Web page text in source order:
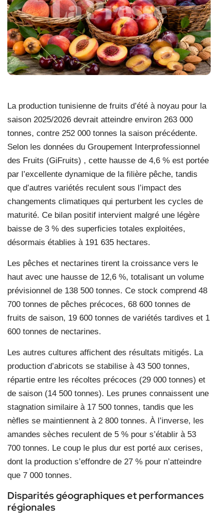
La production tunisienne de fruits d’été à noyau pour la
saison 2025/2026 devrait atteindre environ 263 000
tonnes, contre 252 000 tonnes la saison précédente.
Selon les données du Groupement Interprofessionnel
des Fruits (GiFruits) , cette hausse de 4,6 % est portée
par l’excellente dynamique de la filière pêche, tandis
que d’autres variétés reculent sous l’impact des
changements climatiques qui perturbent les cycles de
maturité. Ce bilan positif intervient malgré une légère
baisse de 3 % des superficies totales exploitées,
désormais établies à 191 635 hectares.
Les pêches et nectarines tirent la croissance vers le
haut avec une hausse de 12,6 %, totalisant un volume
prévisionnel de 138 500 tonnes. Ce stock comprend 48
700 tonnes de pêches précoces, 68 600 tonnes de
fruits de saison, 19 600 tonnes de variétés tardives et 1
600 tonnes de nectarines.
Les autres cultures affichent des résultats mitigés. La
production d’abricots se stabilise à 43 500 tonnes,
répartie entre les récoltes précoces (29 000 tonnes) et
de saison (14 500 tonnes). Les prunes connaissent une
stagnation similaire à 17 500 tonnes, tandis que les
nèfles se maintiennent à 2 800 tonnes. À l’inverse, les
amandes sèches reculent de 5 % pour s’établir à 53
700 tonnes. Le coup le plus dur est porté aux cerises,
dont la production s’effondre de 27 % pour n’atteindre
que 7 000 tonnes.
Disparités géographiques et performances
régionales